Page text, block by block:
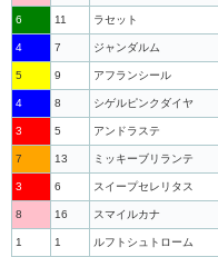
6 11 ラセット
4 7 ジャンダルム
5 9 アフランシール
4 8 シゲルピンクダイヤ
3 5 アンドラステ
7 13 ミッキーブリランテ
3 6 スイープセレリタス
8 16 スマイルカナ
1 1 ルフトシュトローム